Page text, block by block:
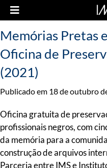
Memórias Pretas
Oficina de
(2021)
Publicado em 18 de outubro
Oficina gratuita de
profissionais negros, com
da memória para a
construção de arquivos
Parceria entre IMS e